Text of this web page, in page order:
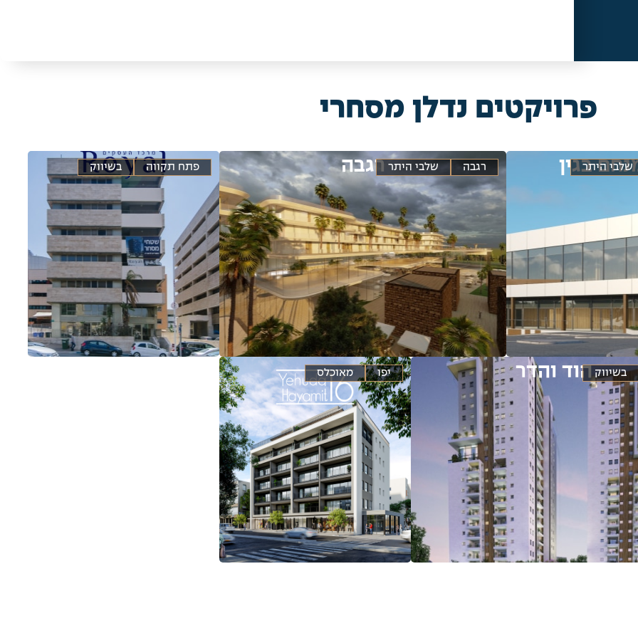
פרויקטים נדלן מסחרי
בגיןשלבי היתר
לעמוד הפרויקט
רגבה רגבה שלבי היתר
לעמוד הפרויקט
פתח תקווה בשיווק
הוד והדר בשיווק יפו מאוכלס